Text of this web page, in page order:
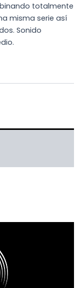
totalmente
misma serie así
Sonido